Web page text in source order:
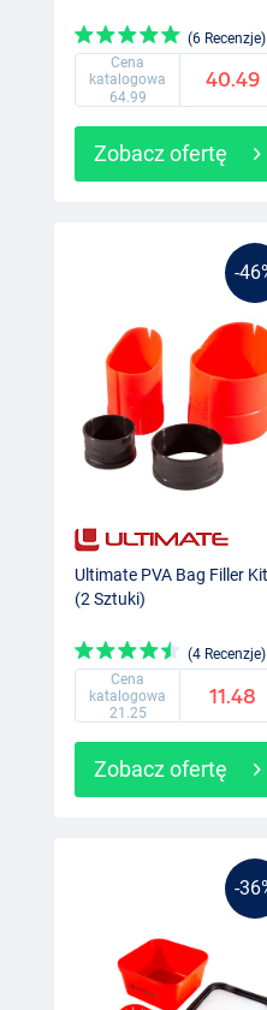
(6 Recenzje)
Cena
katalogowa
64.99
40.49
Zobacz ofertę
-
Ultimate PVA Bag Filler Kit
(2 Sztuki)
(4 Recenzje)
Cena
katalogowa
21.25
11.48
Zobacz ofertę
-